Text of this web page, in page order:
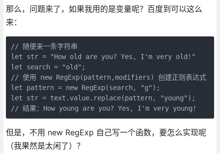
那么，问题来了，如果我用的是变量呢？百度到可以这么
来：
// 随便来一条字符串
let str = "How old are you? Yes, I'm very old!"
let search = "old";
// 使用 new RegExp(pattern,modifiers) 创建正则表达式
let pattern = new RegExp(search, "g");
let str = text.value.replace(pattern, "young");
// 结果：How young are you? Yes, I'm very young!
但是，不用 new RegExp 自己写一个函数，要怎么实现呢
（我果然是太闲了）？